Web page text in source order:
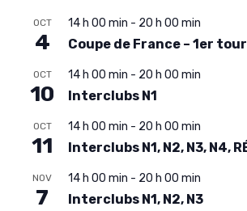
OCT
4
14 h 00 min - 20 h 00 min
Coupe de France – 1er tour
OCT
10
14 h 00 min - 20 h 00 min
Interclubs N1
OCT
11
14 h 00 min - 20 h 00 min
Interclubs N1, N2, N3, N4,
NOV
7
14 h 00 min - 20 h 00 min
Interclubs N1, N2, N3